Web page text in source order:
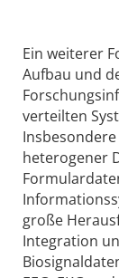
Ein weiterer
Aufbau und
verteilten
heterogener
große
Integration